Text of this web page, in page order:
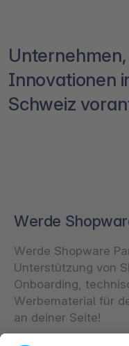
Innovationen
Schweiz
Werde
Werde Shopware
Unterstützung von
Onboarding,
Werbematerial für
an deiner Seite!